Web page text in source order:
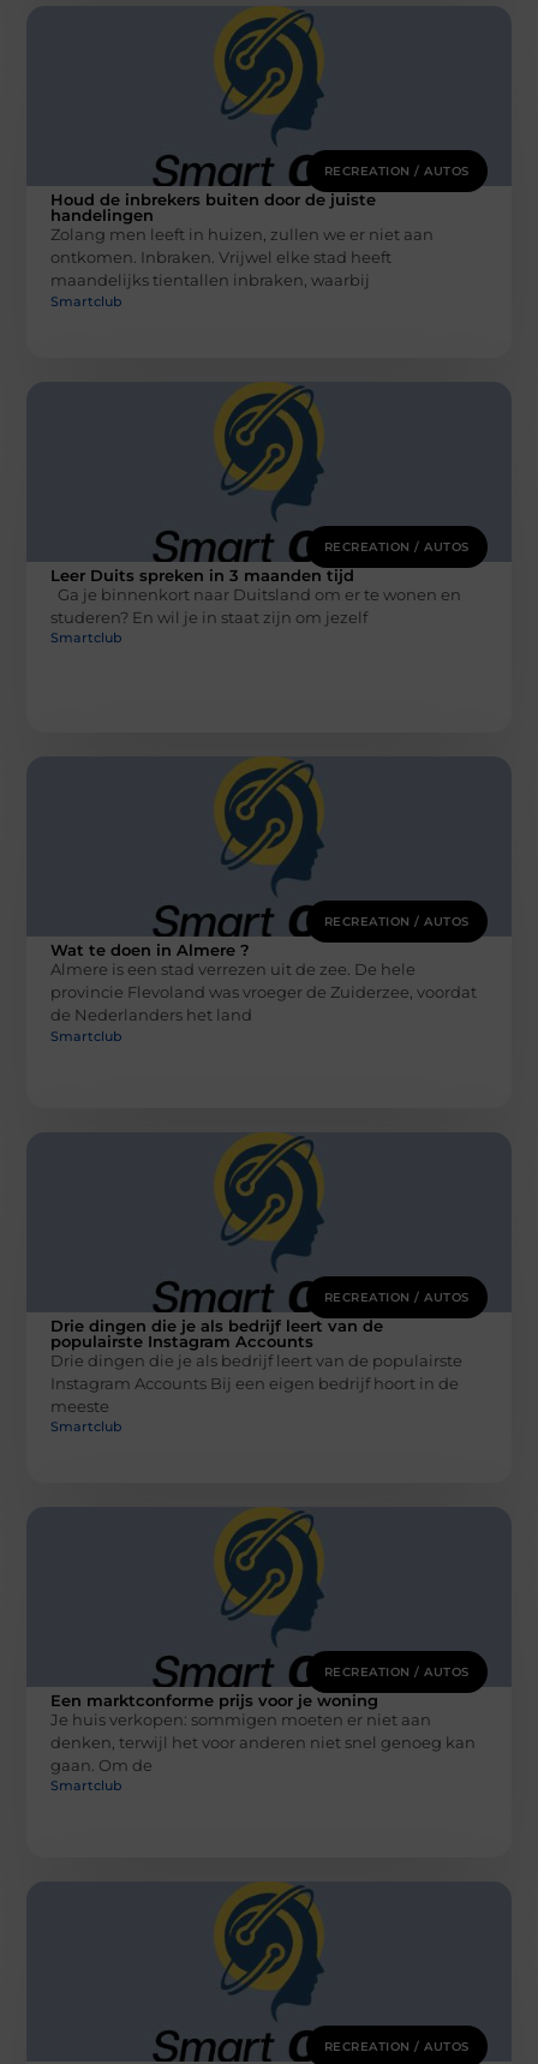
RECREATION / AUTOS
Houd de inbrekers buiten door de juiste
handelingen
Zolang men leeft in huizen, zullen we er niet aan
ontkomen. Inbraken. Vrijwel elke stad heeft
maandelijks tientallen inbraken, waarbij
Smartclub
RECREATION / AUTOS
Leer Duits spreken in 3 maanden tijd
Ga je binnenkort naar Duitsland om er te wonen en
studeren? En wil je in staat zijn om jezelf
Smartclub
RECREATION / AUTOS
Wat te doen in Almere ?
Almere is een stad verrezen uit de zee. De hele
provincie Flevoland was vroeger de Zuiderzee, voordat
de Nederlanders het land
Smartclub
RECREATION / AUTOS
Drie dingen die je als bedrijf leert van de
populairste Instagram Accounts
Drie dingen die je als bedrijf leert van de populairste
Instagram Accounts Bij een eigen bedrijf hoort in de
meeste
Smartclub
RECREATION / AUTOS
Een marktconforme prijs voor je woning
Je huis verkopen: sommigen moeten er niet aan
denken, terwijl het voor anderen niet snel genoeg kan
gaan. Om de
Smartclub
RECREATION / AUTOS